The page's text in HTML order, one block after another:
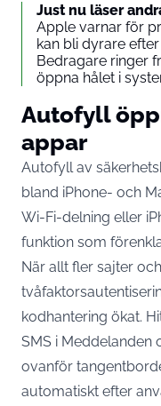
Just nu läser
Apple varnar för
kan bli dyrare
Bedragare ringer
öppna hålet i
Autofyll
appar
Autofyll av
bland iPhone- och
Wi-Fi-delning eller
funktion som
När allt fler sajter
kodhantering ökat.
SMS i Meddelanden
ovanför
automatiskt efter